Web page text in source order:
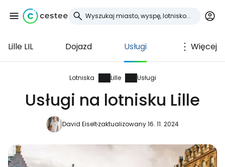
Lille LIL Dojazd Usługi Więcej
Lotniska Lille Usługi
Usługi na lotnisku Lille
David Eiseltzaktualizowany 16. 11. 2024
Zaloguj się do
Cestee
... światowej społeczności podróżniczej